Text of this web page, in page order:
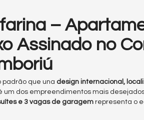
–
Assinado no
padrão que una design internacional,
um dos empreendimentos mais
e 3 vagas de garagem representa o